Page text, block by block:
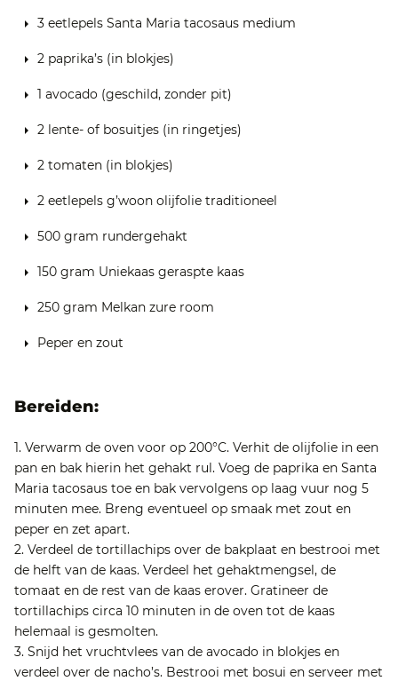
3 eetlepels Santa Maria tacosaus medium
2 paprika’s (in blokjes)
1 avocado (geschild, zonder pit)
2 lente- of bosuitjes (in ringetjes)
2 tomaten (in blokjes)
2 eetlepels g’woon olijfolie traditioneel
500 gram rundergehakt
150 gram Uniekaas geraspte kaas
250 gram Melkan zure room
Peper en zout
Bereiden:
1. Verwarm de oven voor op 200°C. Verhit de olijfolie in een
pan en bak hierin het gehakt rul. Voeg de paprika en Santa
Maria tacosaus toe en bak vervolgens op laag vuur nog 5
minuten mee. Breng eventueel op smaak met zout en
peper en zet apart.
2. Verdeel de tortillachips over de bakplaat en bestrooi met
de helft van de kaas. Verdeel het gehaktmengsel, de
tomaat en de rest van de kaas erover. Gratineer de
tortillachips circa 10 minuten in de oven tot de kaas
helemaal is gesmolten.
3. Snijd het vruchtvlees van de avocado in blokjes en
verdeel over de nacho’s. Bestrooi met bosui en serveer met